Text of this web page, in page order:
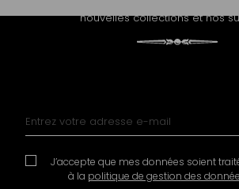
nouvelles collections et nos
J’accepte que mes données soient
à la politique de gestion des